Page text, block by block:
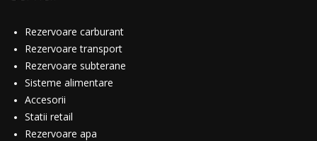
Rezervoare carburant
Rezervoare transport
Rezervoare subterane
Sisteme alimentare
Accesorii
Statii retail
Rezervoare apa